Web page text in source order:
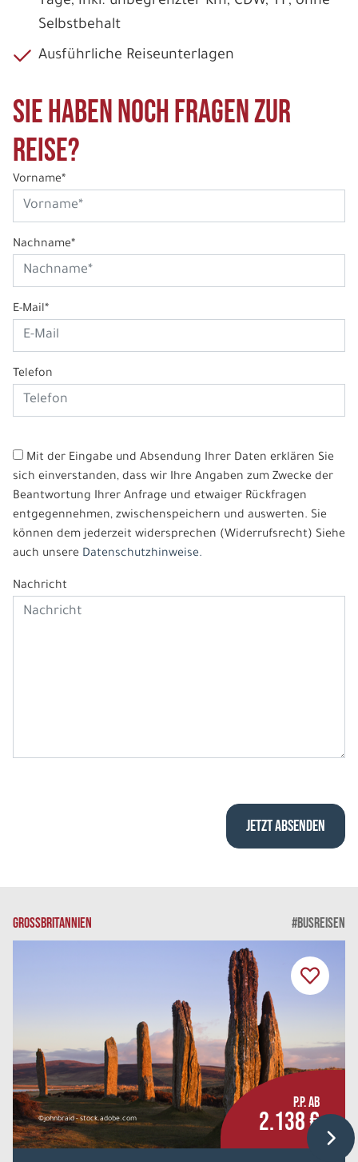
Selbstbehalt
Ausführliche Reiseunterlagen
Sie haben noch Fragen zur
Reise?
Vorname*
Nachname*
E-Mail*
Telefon
Mit der Eingabe und Absendung Ihrer Daten erklären Sie
sich einverstanden, dass wir Ihre Angaben zum Zwecke der
Beantwortung Ihrer Anfrage und etwaiger Rückfragen
entgegennehmen, zwischenspeichern und auswerten. Sie
können dem jederzeit widersprechen (Widerrufsrecht) Siehe
auch unsere Datenschutzhinweise.
Nachricht
GROSSBRITANNIEN #BUSREISEN
©johnbraid - stock.adobe.com
P.P. AB
2.138 €